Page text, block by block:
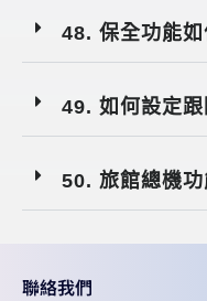
48. 保全功能
49. 如何設定
50. 旅館總機
聯絡我們